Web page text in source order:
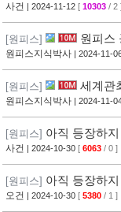
사건 | 2024-11-12 [ 10303 / 2
[원피스] 원피스
원피스지식박사 | 2024-11-
[원피스]
세계관
상금 완전분석
원피스지식박사 | 2024-11-
[원피스] 아직 등장하
사건 | 2024-10-30 [ 6063 / 0 ]
[원피스] 아직 등장하
오건 | 2024-10-30 [ 5380 / 1 ]